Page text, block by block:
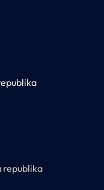
republika